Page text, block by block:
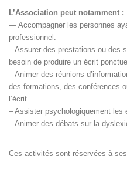
L’Association peut notamment :
— Accompagner les personnes
professionnel.
– Assurer des prestations ou des
besoin de produire un écrit
– Animer des réunions
des formations, des conférences
l’écrit.
– Assister psychologiquement les
– Animer des débats sur la
Ces activités sont réservées à